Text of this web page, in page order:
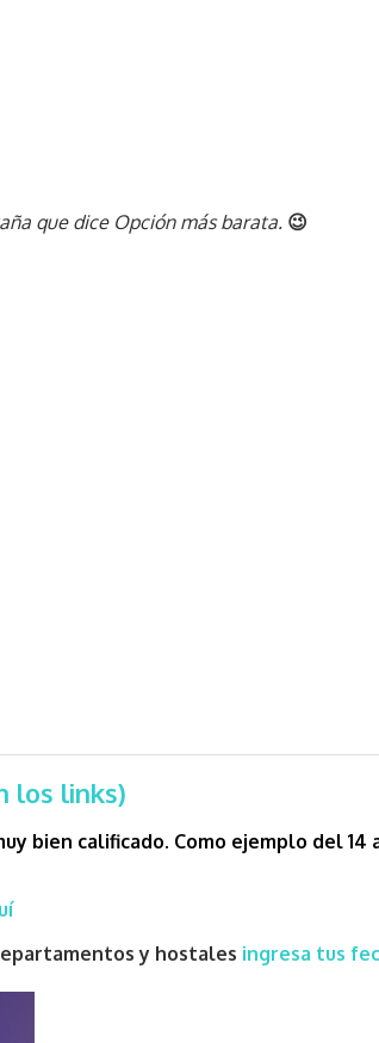
que dice Opción más barata. 😉
los links)
bien calificado. Como ejemplo del 14
y hostales ingresa tus